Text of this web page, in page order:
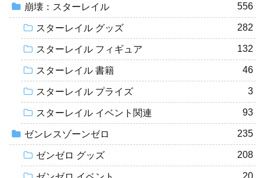
崩壊：スターレイル 556
スターレイル グッズ 282
スターレイル フィギュア 132
スターレイル 書籍 46
スターレイル プライズ 3
スターレイル イベント関連 93
ゼンレスゾーンゼロ 235
ゼンゼロ グッズ 208
20